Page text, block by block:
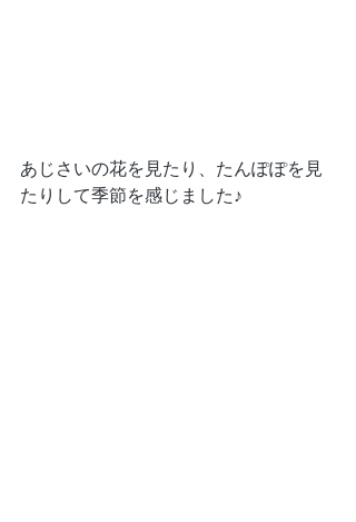
あじさいの花を見たり、たんぽぽを見
たりして季節を感じました♪